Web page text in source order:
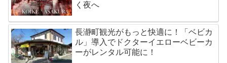
く夜へ
長瀞町観光がもっと快適に！「ベビカ
ル」導入でドクターイエローベビーカ
ーがレンタル可能に！